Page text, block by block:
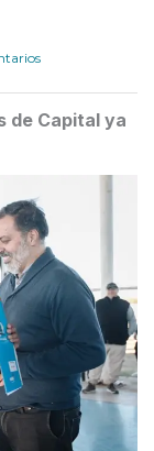
de Capital ya